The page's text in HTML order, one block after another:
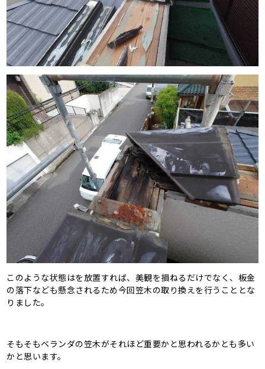
このような状態はを放置すれば、美観を損ねるだけでなく、板金
の落下なども懸念されるため今回笠木の取り換えを行うこととな
りました。
そもそもベランダの笠木がそれほど重要かと思われるかとも多い
かと思います。